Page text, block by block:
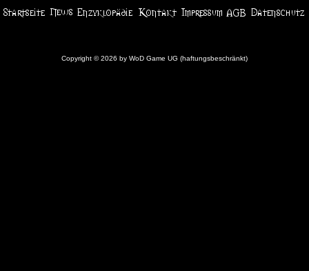
Copyright © 2026 by WoD Game UG (haftungsbeschränkt)